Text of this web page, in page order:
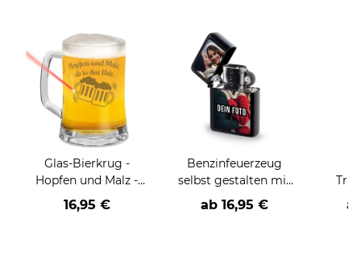
Glas-Bierkrug -
Hopfen und Malz -
450 ml - mit Henkel
16,95 €
Benzinfeuerzeug
selbst gestalten mit
Foto - Schwarz
ab 16,95 €